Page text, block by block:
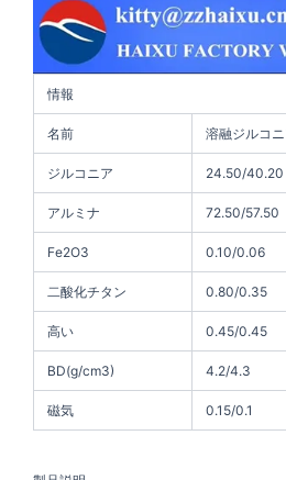
情報
名前 溶融ジルコ
ジルコニア 24.50/40.20
アルミナ 72.50/57.50
Fe2O3 0.10/0.06
二酸化チタン 0.80/0.35
高い 0.45/0.45
BD(g/cm3) 4.2/4.3
磁気 0.15/0.1